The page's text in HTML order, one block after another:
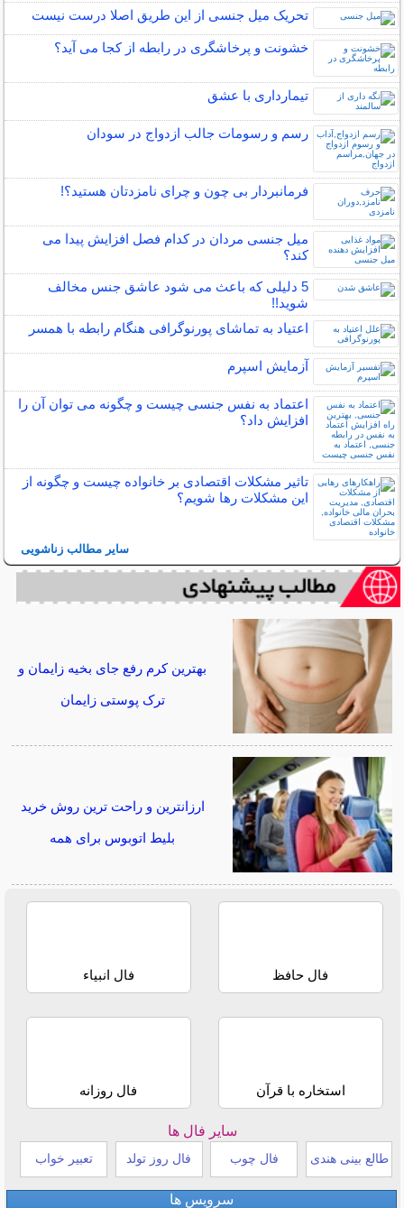
تحریک میل جنسی از این طریق اصلا درست نیست
خشونت و پرخاشگری در رابطه از کجا می آید؟
تیمارداری با عشق
رسم و رسومات جالب ازدواج در سودان
فرمانبردار بی چون و چرای نامزدتان هستید؟!
میل جنسی مردان در کدام فصل افزایش پیدا می
کند؟
5 دلیلی که باعث می شود عاشق جنس مخالف
شوید!!
اعتیاد به تماشای پورنوگرافی هنگام رابطه با همسر
آزمایش اسپرم
اعتماد به نفس جنسی چیست و چگونه می توان آن را
افزایش داد؟
تاثیر مشکلات اقتصادی بر خانواده چیست و چگونه از
این مشکلات رها شویم؟
سایر مطالب زناشویی
بهترین کرم رفع جای بخیه زایمان و
ترک پوستی زایمان
ارزانترین و راحت ترین روش خرید
بلیط اتوبوس برای همه
فال حافظ فال انبیاء
استخاره با قرآن فال روزانه
سایر فال ها
طالع بینی هندی فال چوب فال روز تولد تعبیر خواب
سرویس ها